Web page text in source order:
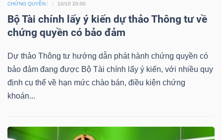
CHỨNG QUYỀN 10/10 20:00
Bộ Tài chính lấy ý kiến dự thảo Thông tư về
chứng quyền có bảo đảm
Dự thảo Thông tư hướng dẫn phát hành chứng quyền có
bảo đảm đang được Bộ Tài chính lấy ý kiến, với nhiều quy
định cụ thể về hạn mức chào bán, điều kiện chứng
khoán...
CÔNG
NGHIỆP
TIÊU
THIẾT